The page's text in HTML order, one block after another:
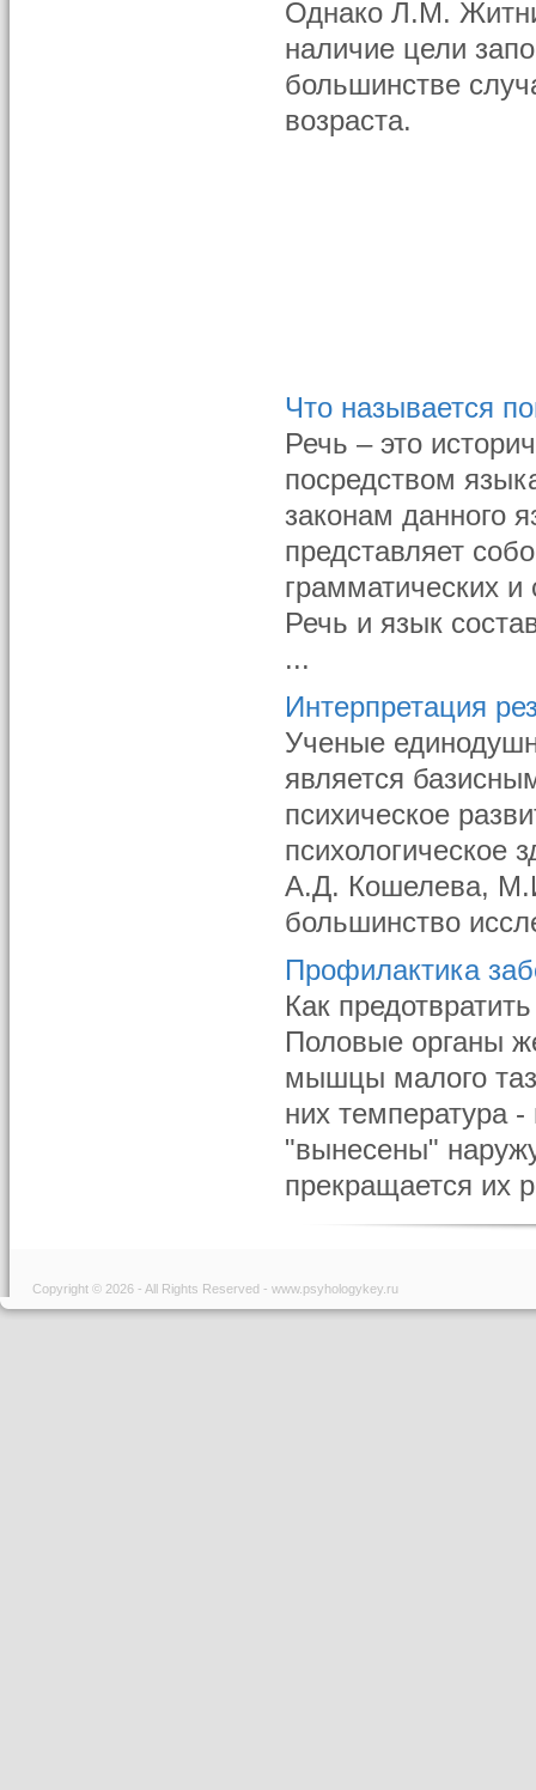
Однако Л.М.
наличие цели
большинстве
возраста.
Что называется
Речь – это
посредством
законам данного
представляет
грамматических
Речь и язык
...
Интерпретация
Ученые
является
психическое
психологическое
А.Д. Кошелева,
большинство
Профилактика
Как
Половые органы
мышцы малого
них температура
"вынесены"
прекращается их
Copyright © 2026 - All Rights Reserved - www.psyhologykey.ru